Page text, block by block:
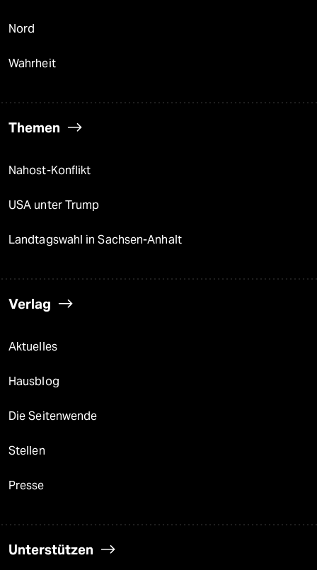
Nord
Wahrheit
Themen
Nahost-Konflikt
USA unter Trump
Landtagswahl in Sachsen-Anhalt
Verlag
Aktuelles
Hausblog
Die Seitenwende
Stellen
Presse
Unterstützen